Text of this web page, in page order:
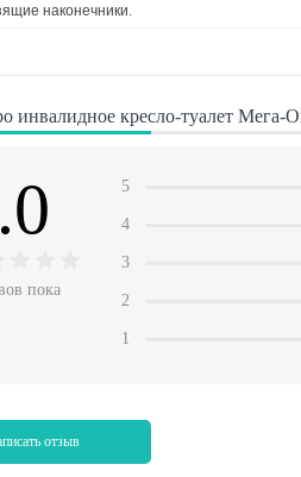
наконечники.
инвалидное кресло-туалет Мега-
пока
5
4
3
2
1
отзыв